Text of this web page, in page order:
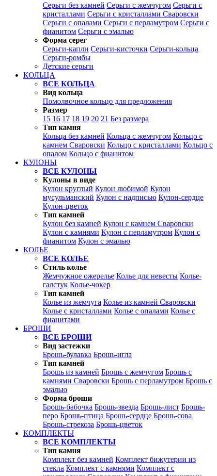
Серьги без камней Серьги с жемчугом Серьги с
кристаллами Серьги с кристаллами Сваровски
Серьги с опалами Серьги с перламутром Серьги с
фианитом Серьги с эмалью
Форма серег
Серьги-капли Серьги-кисточки Серьги-кольца
Серьги-ромбы
Детские серьги
КОЛЬЦА
ВСЕ КОЛЬЦА
Вид кольца
Помолвочное кольцо для предложения
Размер
15 16 17 18 19 20 21 Без размера
Тип камня
Кольца без камней Кольца с жемчугом Кольцо с
камнем Сваровски Кольцо с кристаллами Кольцо с
опалом Кольцо с фианитом
КУЛОНЫ
ВСЕ КУЛОНЫ
Кулоны в виде
Кулон круглый Кулон любимой Кулон
мусульманский Кулон с надписью Кулон-сердце
Кулон-цветок
Тип камней
Кулон без камней Кулон с камнем Сваровски
Кулон с камнями Кулон с перламутром Кулон с
фианитом Кулон с эмалью
КОЛЬЕ
ВСЕ КОЛЬЕ
Стиль колье
Жемчужное ожерелье Колье для невесты Колье-
галстук Колье-чокер
Тип камней
Колье из жемчуга Колье из камней Сваровски
Колье с кристаллами Колье с опалами Колье с
фианитами
БРОШИ
ВСЕ БРОШИ
Вид застежки
Брошь-булавка Брошь-игла
Тип камней
Брошь из камней Брошь с жемчугом Брошь с
камнями Сваровски Брошь с перламутром Брошь с
эмалью
Форма броши
Брошь-бабочка Брошь-звезда Брошь-лист Брошь-
перо Брошь-птица Брошь-сердце Брошь-сова
Брошь-стрекоза Брошь-цветок
КОМПЛЕКТЫ
ВСЕ КОМПЛЕКТЫ
Тип камня
Комплект без камней Комплект бижутерии из
стекла Комплект с камнями Комплект с